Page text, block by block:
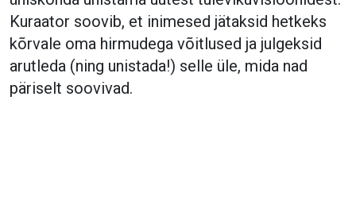
Kuraator soovib, et inimesed jätaksid hetkeks
kõrvale oma hirmudega võitlused ja julgeksid
arutleda (ning unistada!) selle üle, mida nad
päriselt soovivad.